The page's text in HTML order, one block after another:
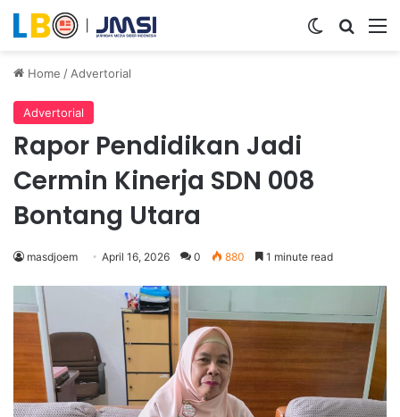
Switch skin
Home / Advertorial
Advertorial
Rapor Pendidikan Jadi
Cermin Kinerja SDN 008
Bontang Utara
masdjoem April 16, 2026 0 880 1 minute read